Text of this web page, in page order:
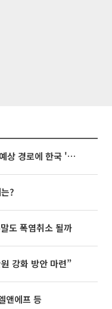
태풍 '돌핀' 이어 '찬홈' 등장…예상 경로에 한국 '한숨'
?
도 폭염취소 될까
강화 방안 마련”
앤에프 등